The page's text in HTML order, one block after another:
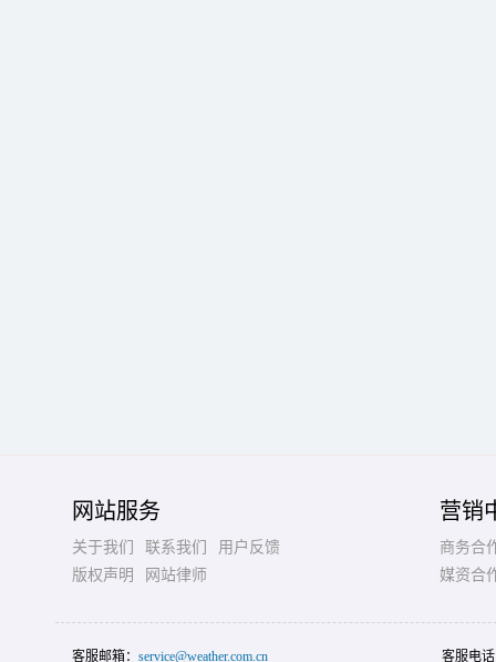
网站服务
关于我们 联系我们
用户反馈
版权声明
网站律师
营销
商务合
媒资合
客服邮箱： service@weather.com.cn 客服电